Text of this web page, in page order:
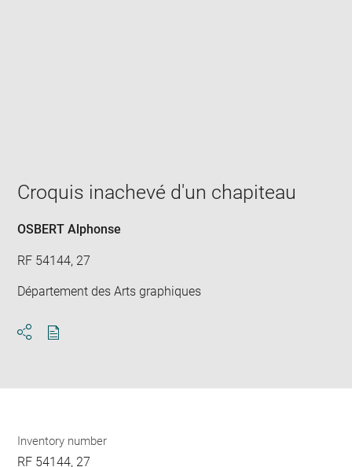
window
Croquis inachevé d'un chapiteau
OSBERT Alphonse
RF 54144, 27
Département des Arts graphiques
Inventory number
RF 54144, 27